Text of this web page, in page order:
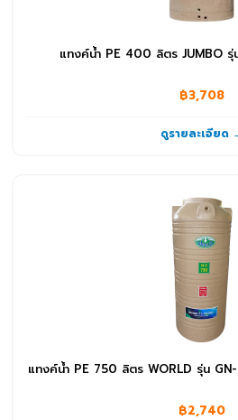
แทงค์น้ำ PE 400 ลิตร JUMBO
฿3,708
ดูรายละเอียด
แทงค์น้ำ PE 750 ลิตร WORLD รุ่น
฿2,740